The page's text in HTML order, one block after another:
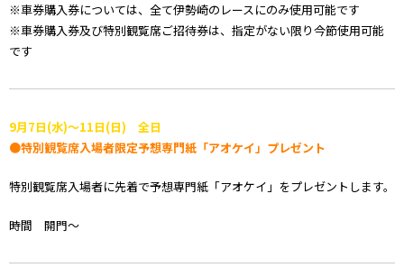
※車券購入券については、全て伊勢崎のレースにのみ使用可能です
※車券購入券及び特別観覧席ご招待券は、指定がない限り今節使用可能
です
9月7日(水)～11日(日) 全日
●特別観覧席入場者限定予想専門紙「アオケイ」プレゼント
特別観覧席入場者に先着で予想専門紙「アオケイ」をプレゼントします。
時間 開門～